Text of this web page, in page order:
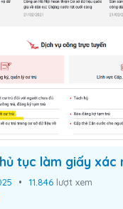
tục làm giấy xác
• 11.846 lượt xem